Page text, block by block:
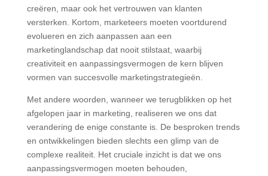
creëren, maar ook het vertrouwen van klanten
versterken. Kortom, marketeers moeten voortdurend
evolueren en zich aanpassen aan een
marketinglandschap dat nooit stilstaat, waarbij
creativiteit en aanpassingsvermogen de kern blijven
vormen van succesvolle marketingstrategieën.
Met andere woorden, wanneer we terugblikken op het
afgelopen jaar in marketing, realiseren we ons dat
verandering de enige constante is. De besproken trends
en ontwikkelingen bieden slechts een glimp van de
complexe realiteit. Het cruciale inzicht is dat we ons
aanpassingsvermogen moeten behouden,